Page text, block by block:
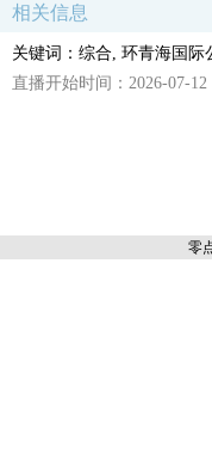
相关信息
关键词：综合, 环青海国际
直播开始时间：2026-07-12
零